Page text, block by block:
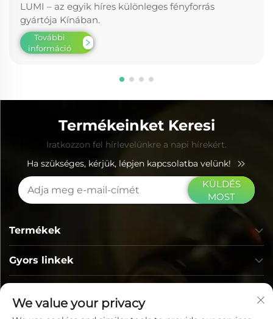
LUMI – az egyik híres különleges fényforrás
gyártója Kínában.
További
információ
Termékeinket Keresi
Iratkozzon fel hírlevelünkre a napi hírekért.
Ha szükséges, kérjük, lépjen kapcsolatba velünk!
KÜLDÉS
MOST
Gyors linkek
Termékek
We value your privacy